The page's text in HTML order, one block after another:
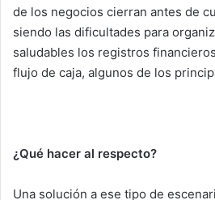
de los negocios cierran antes de
siendo las dificultades para
saludables los registros
flujo de caja, algunos de los
¿Qué hacer al respecto?
Una solución a ese tipo de